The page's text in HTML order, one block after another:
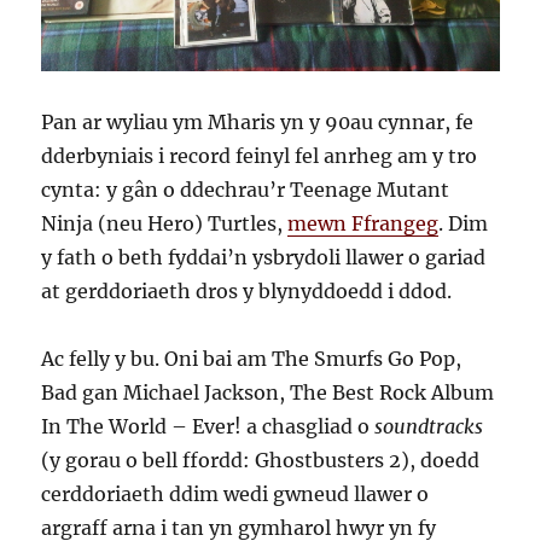
Pan ar wyliau ym Mharis yn y 90au cynnar, fe
dderbyniais i record feinyl fel anrheg am y tro
cynta: y gân o ddechrau’r Teenage Mutant
Ninja (neu Hero) Turtles,mewn Ffrangeg. Dim
y fath o beth fyddai’n ysbrydoli llawer o gariad
at gerddoriaeth dros y blynyddoedd i ddod.
Ac felly y bu. Oni bai am The Smurfs Go Pop,
Bad gan Michael Jackson, The Best Rock Album
In The World – Ever! a chasgliad osoundtracks
(y gorau o bell ffordd: Ghostbusters 2), doedd
cerddoriaeth ddim wedi gwneud llawer o
argraff arna i tan yn gymharol hwyr yn fy